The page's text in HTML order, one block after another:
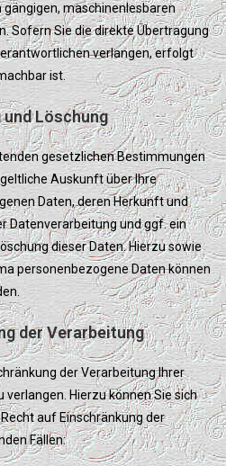
maschinenlesbaren
Sofern Sie die direkte Übertragung
verlangen, erfolgt
ist.
Löschung
gesetzlichen Bestimmungen
Auskunft über Ihre
Daten, deren Herkunft und
Datenverarbeitung und ggf. ein
dieser Daten. Hierzu sowie
personenbezogene Daten können
der Verarbeitung
der Verarbeitung Ihrer
Hierzu können Sie sich
auf Einschränkung der
Fällen: